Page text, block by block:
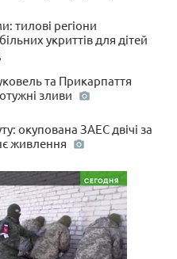
тилові регіони
укриттів для дітей
та Прикарпаття
зливи
окупована ЗАЕС двічі за
живлення